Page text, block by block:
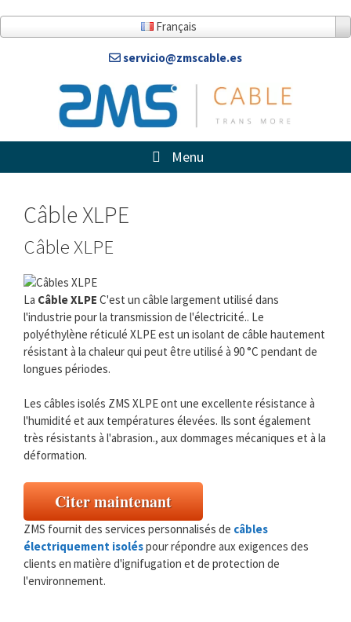
contenu
Français
servicio@zmscable.es
Menu
Câble XLPE
Câble XLPE
La Câble XLPE C'est un câble largement utilisé dans
l'industrie pour la transmission de l'électricité.. Le
polyéthylène réticulé XLPE est un isolant de câble hautement
résistant à la chaleur qui peut être utilisé à 90 °C pendant de
longues périodes.
Les câbles isolés ZMS XLPE ont une excellente résistance à
l'humidité et aux températures élevées. Ils sont également
très résistants à l'abrasion., aux dommages mécaniques et à la
déformation.
Citer maintenant
ZMS fournit des services personnalisés de câbles
électriquement isoléspour répondre aux exigences des
clients en matière d'ignifugation et de protection de
l'environnement.